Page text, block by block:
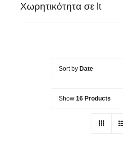
Χωρητικότητα σε lt
Sort by Date
Show 16 Products